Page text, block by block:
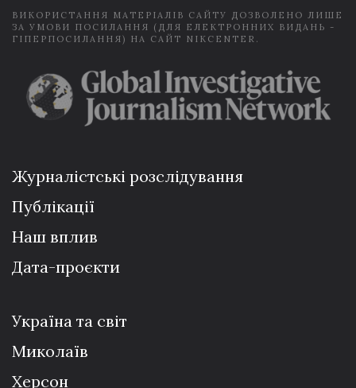
ВИКОРИСТАННЯ МАТЕРІАЛІВ САЙТУ ДОЗВОЛЕНО ЛИШЕ
ЗА УМОВИ ПОСИЛАННЯ (ДЛЯ ЕЛЕКТРОННИХ ВИДАНЬ -
ГІПЕРПОСИЛАННЯ) НА САЙТ NIKCENTER.
Журналістські розслідування
Публікації
Наш вплив
Дата-проєкти
Україна та світ
Миколаїв
Херсон